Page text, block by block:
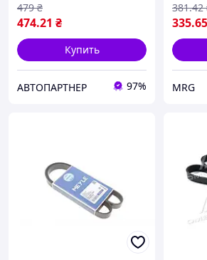
474.21 ₴
479 ₴
Купить
АВТОПАРТНЕР 97%
335.65
381.42
MRG